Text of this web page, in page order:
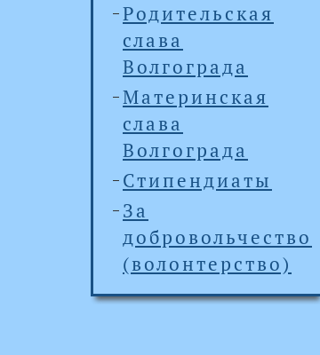
Родительская
слава
Волгограда
Материнская
слава
Волгограда
Стипендиаты
За
добровольчество
(волонтерство)